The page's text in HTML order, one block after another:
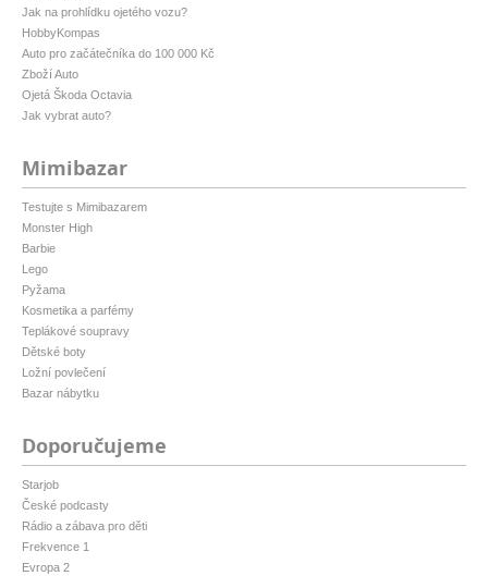
Jak na prohlídku ojetého vozu?
HobbyKompas
Auto pro začátečníka do 100 000 Kč
Zboží Auto
Ojetá Škoda Octavia
Jak vybrat auto?
Mimibazar
Testujte s Mimibazarem
Monster High
Barbie
Lego
Pyžama
Kosmetika a parfémy
Teplákové soupravy
Dětské boty
Ložní povlečení
Bazar nábytku
Doporučujeme
Starjob
České podcasty
Rádio a zábava pro děti
Frekvence 1
Evropa 2